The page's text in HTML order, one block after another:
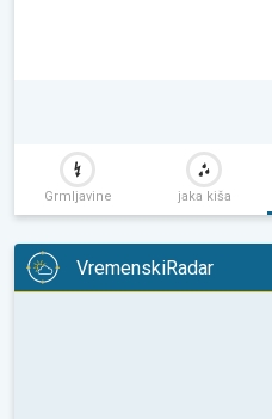
Grmljavine jaka kiša
VremenskiRadar